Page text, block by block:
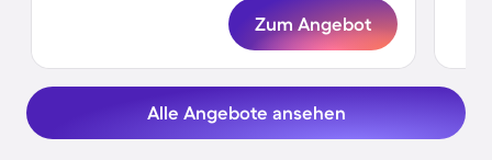
Zum Angebot
Alle Angebote ansehen